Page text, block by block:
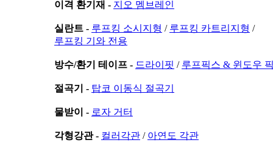
이격 환기재 - 지오 멤브레인
실란트 - 루프킹 소시지형 / 루프킹 카트리지형 /
루프킹 기와 전용
방수/환기 테이프 - 드라이핏 / 루프픽스 & 윈도우
절곡기 - 탑코 이동식 절곡기
물받이 - 로자 거터
각형강관 - 컬러각관 / 아연도 각관